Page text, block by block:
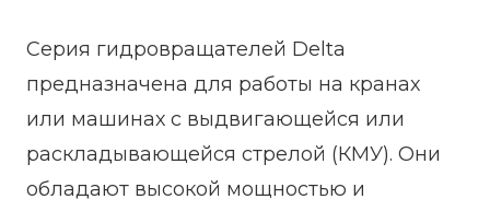
Серия гидровращателей Delta
предназначена для работы на кранах
или машинах с выдвигающейся или
раскладывающейся стрелой (КМУ). Они
обладают высокой мощностью и